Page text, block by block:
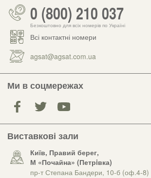
0 (800) 210 037
Безкоштовно для всіх номерів по Україні
Всі контактні номери
agsat@agsat.com.ua
Ми в соцмережах
Виставкові зали
Київ, Правий берег,
М «Почайна» (Петрiвка)
пр-т Степана Бандери, 10-б (оф.4-8)